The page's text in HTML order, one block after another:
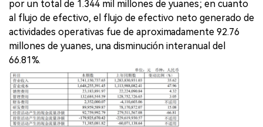
por un total de 1.344 mil millones de yuanes; en cuanto
al flujo de efectivo, el flujo de efectivo neto generado de
actividades operativas fue de aproximadamente 92.76
millones de yuanes, una disminución interanual del
66.81%.